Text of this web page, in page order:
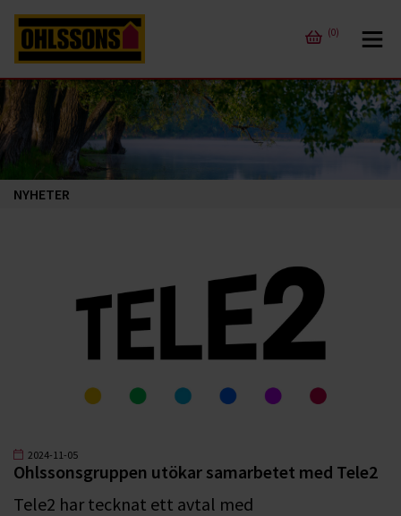
(0)
NYHETER
2024-11-05
Ohlssonsgruppen utökar samarbetet med Tele2
Tele2 har tecknat ett avtal med